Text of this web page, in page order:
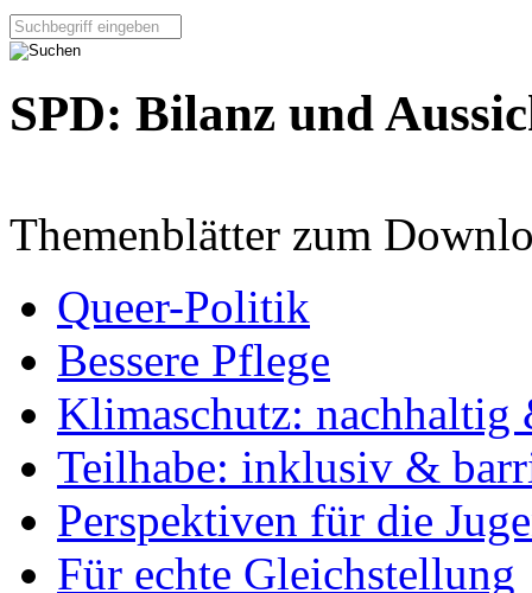
Seite durchsuchen:
SPD: Bilanz und
Themenblätter zum
Queer-Politik
Bessere Pflege
Klimaschutz: nachhaltig
Teilhabe: inklusiv &
Perspektiven für die
Für echte Gleichstellung